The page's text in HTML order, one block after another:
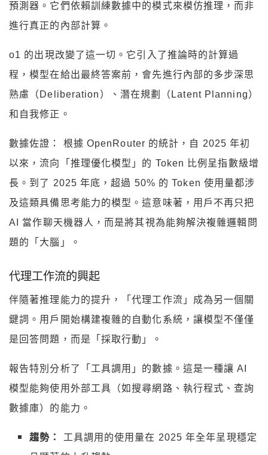
預測器。它們依賴訓練數據中的模式來模仿推理，而非
進行真正的內部計算。
o1 的出現改變了這一切。它引入了推論時的計算過
程，模型在給出最終答案前，會先進行內部的多步深思
熟慮（Deliberation）、潛在規劃（Latent Planning）
和自我修正。
數據佐證： 根據 OpenRouter 的統計，自 2025 年初
以來，流向「推理優化模型」的 Token 比例呈指數級增
長。到了 2025 年底，超過 50% 的 Token 使用量都涉
及這類具備思考能力的模型。這意味著，用戶不再只把
AI 當作聊天機器人，而是將其視為能夠解決複雜邏輯問
題的「大腦」。
代理工作流的興起
伴隨著推理能力的提升，「代理工作流」成為另一個關
鍵詞。用戶開始構建複雜的自動化系統，讓模型不僅僅
是回答問題，而是「採取行動」。
報告特別分析了「工具調用」的數據。這是一種讓 AI
模型能夠使用外部工具（如搜尋網路、執行程式、查詢
數據庫）的能力。
趨勢：
工具調用的使用量在 2025 年全年呈現穩定